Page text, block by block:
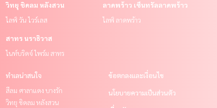
วิทยุ ชิดลม หลังสวน
ไลฟ์ วัน ไวร์เลส
ลาดพร้าว เซ็นทรัลลาดพร้าว
ไลฟ์ ลาดพร้าว
สาทร นราธิวาส
ไนท์บริดจ์ ไพร์ม สาทร
ทำเลน่าสนใจ
สีลม ศาลาแดง บางรัก
วิทยุ ชิดลม หลังสวน
ข้อตกลงและเงื่อนไข
นโยบายความเป็นส่วนตัว